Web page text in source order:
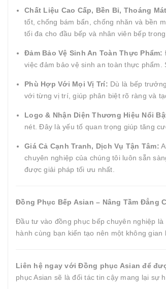
Chất Liệu Cao Cấp, Bền Bỉ, Thoáng
tốt, chống bám bẩn, chống nhăn và bền
tối đa cho đầu bếp và nhân viên bếp
Đảm Bảo Vệ Sinh An Toàn Thực Phẩm:
việc đảm bảo vệ sinh an toàn thực phẩm.
Phù Hợp Với Mọi Vị Trí: Dù là bếp
với từng vị trí, giúp phân biệt rõ ràng và
Logo & Nhận Diện Thương Hiệu Nổi
nét. Đây là yếu tố quan trọng giúp tăng
Giá Cả Cạnh Tranh, Dịch Vụ Tận Tâm:
chuyên nghiệp của chúng tôi luôn sẵn
được giải pháp tối ưu nhất.
Đồng Phục Bếp Asian – Nâng Tầm Đẳng
Đầu tư vào đồng phục bếp chuyên nghiệp
hành cùng bạn kiến tạo nên một không
Liên hệ ngay với Đồng phục Asian để
phục Asian sẽ là đối tác tin cậy mang lại sự